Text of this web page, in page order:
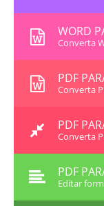
WORD
Converta
PDF
Converta
PDF
Converta
PDF
Editar